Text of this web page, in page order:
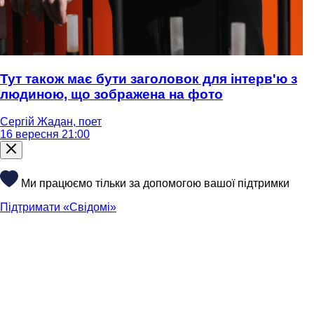
Тут також має бути заголовок для інтерв'ю з
людиною, що зображена на фото
Сергій Жадан, поет
16 вересня 21:00
Ми працюємо тільки за допомогою вашої підтримки
Підтримати «Свідомі»